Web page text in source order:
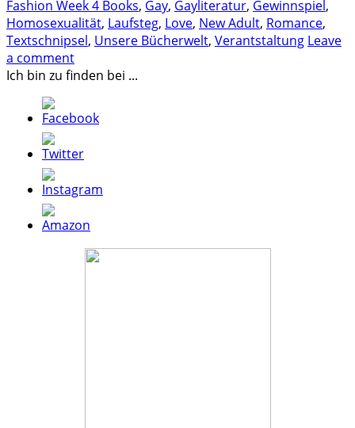
Fashion Week 4 Books, Gay, Gayliteratur, Gewinnspiel,
Homosexualität, Laufsteg, Love, New Adult, Romance,
Textschnipsel, Unsere Bücherwelt, Verantstaltung Leave
a comment
Ich bin zu finden bei ...